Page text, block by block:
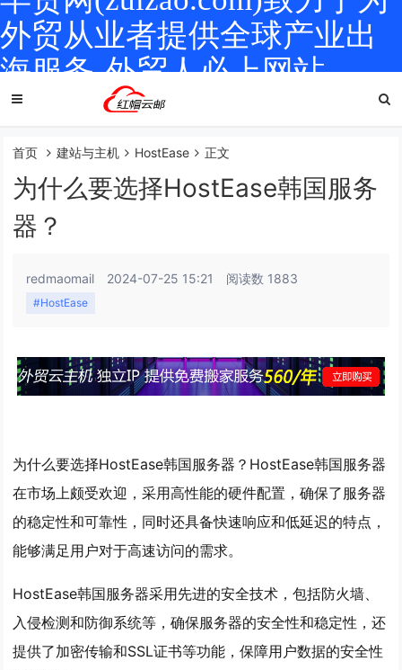
外贸从业者提供全球产业出
海服务-外贸人必上网站
首页 建站与主机 HostEase 正文
为什么要选择HostEase韩国服务
器？
redmaomail 2024-07-25 15:21 阅读数 1883
#HostEase
为什么要选择HostEase韩国服务器？HostEase韩国服务器
在市场上颇受欢迎，采用高性能的硬件配置，确保了服务器
的稳定性和可靠性，同时还具备快速响应和低延迟的特点，
能够满足用户对于高速访问的需求。
HostEase韩国服务器采用先进的安全技术，包括防火墙、
入侵检测和防御系统等，确保服务器的安全性和稳定性，还
提供了加密传输和SSL证书等功能，保障用户数据的安全性